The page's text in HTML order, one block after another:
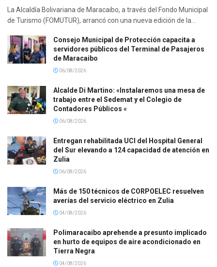
La Alcaldía Bolivariana de Maracaibo, a través del Fondo Municipal
de Turismo (FOMUTUR), arrancó con una nueva edición de la...
Consejo Municipal de Protección capacita a
servidores públicos del Terminal de Pasajeros
de Maracaibo
06/08/2026
Alcalde Di Martino: «Instalaremos una mesa de
trabajo entre el Sedemat y el Colegio de
Contadores Públicos «
06/08/2026
Entregan rehabilitada UCI del Hospital General
del Sur elevando a 124 capacidad de atención en
Zulia
06/08/2026
Más de 150 técnicos de CORPOELEC resuelven
averías del servicio eléctrico en Zulia
04/08/2026
Polimaracaibo aprehende a presunto implicado
en hurto de equipos de aire acondicionado en
Tierra Negra
04/08/2026